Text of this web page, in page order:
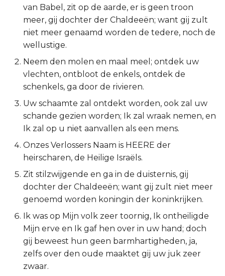
Johannes
Handelingen
Romeinen
2 Korinthe
Galaten
Filipenzen
Kolossenzen
1 Thessalonicenzen
2 Thessalonicenzen
van Babel, zit op de aarde, er is geen troon
meer, gij dochter der Chaldeeën; want gij zult
niet meer genaamd worden de tedere, noch de
wellustige.
Neem den molen en maal meel; ontdek uw
vlechten, ontbloot de enkels, ontdek de
schenkels, ga door de rivieren.
Uw schaamte zal ontdekt worden, ook zal uw
schande gezien worden; Ik zal wraak nemen, en
Ik zal op u niet aanvallen als een mens.
Onzes Verlossers Naam is HEERE der
heirscharen, de Heilige Israëls.
Zit stilzwijgende en ga in de duisternis, gij
dochter der Chaldeeën; want gij zult niet meer
genoemd worden koningin der koninkrijken.
Ik was op Mijn volk zeer toornig, Ik ontheiligde
Mijn erve en Ik gaf hen over in uw hand; doch
gij beweest hun geen barmhartigheden, ja,
zelfs over den oude maaktet gij uw juk zeer
zwaar.